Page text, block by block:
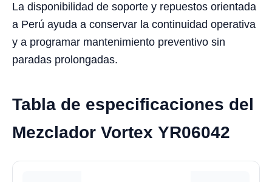
La disponibilidad de soporte y repuestos orientada
a Perú ayuda a conservar la continuidad operativa
y a programar mantenimiento preventivo sin
paradas prolongadas.
Tabla de especificaciones del
Mezclador Vortex YR06042